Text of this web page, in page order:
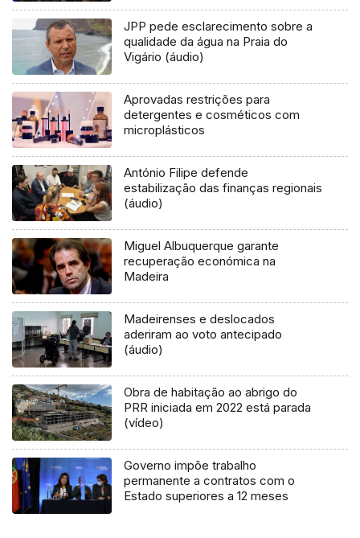
JPP pede esclarecimento sobre a
qualidade da água na Praia do
Vigário (áudio)
Aprovadas restrições para
detergentes e cosméticos com
microplásticos
António Filipe defende
estabilização das finanças regionais
(áudio)
Miguel Albuquerque garante
recuperação económica na
Madeira
Madeirenses e deslocados
aderiram ao voto antecipado
(áudio)
Obra de habitação ao abrigo do
PRR iniciada em 2022 está parada
(vídeo)
Governo impõe trabalho
permanente a contratos com o
Estado superiores a 12 meses